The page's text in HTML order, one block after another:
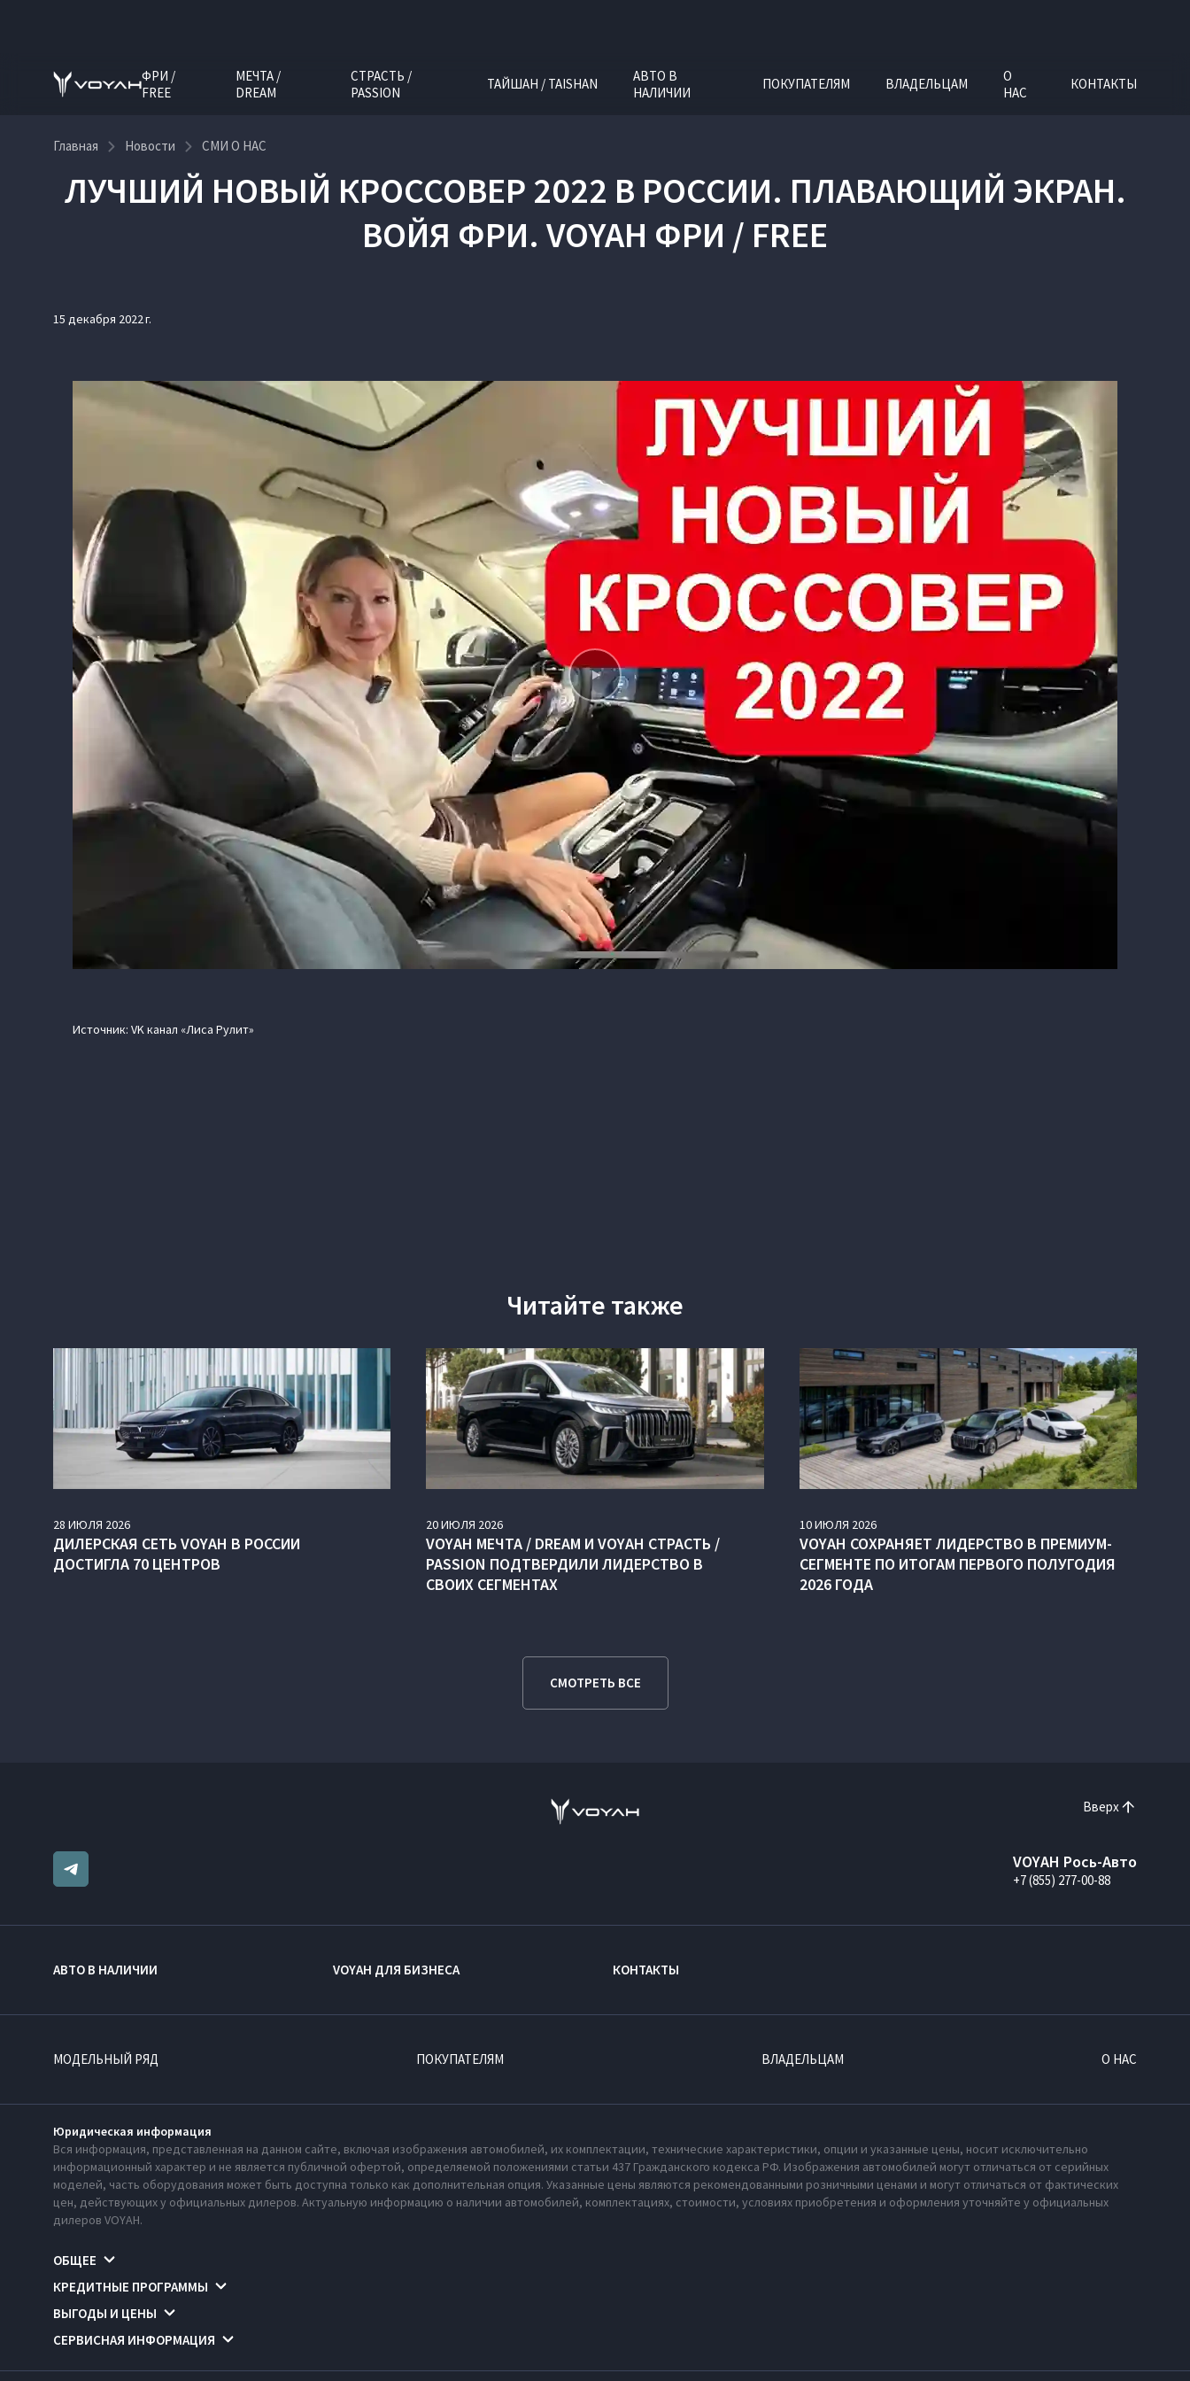
ФРИ /
FREE
МЕЧТА /
DREAM
СТРАСТЬ /
PASSION
ТАЙШАН / TAISHAN
АВТО В
НАЛИЧИИ
ПОКУПАТЕЛЯМ ВЛАДЕЛЬЦАМ
О
НАС
КОНТАКТЫ
Главная Новости СМИ О НАС
ЛУЧШИЙ НОВЫЙ КРОССОВЕР 2022 В РОССИИ. ПЛАВАЮЩИЙ ЭКРАН.
ВОЙЯ ФРИ. VOYAH ФРИ / FREE
15 декабря 2022 г.
Источник: VK канал «Лиса Рулит»
Читайте также
28 ИЮЛЯ 2026
ДИЛЕРСКАЯ СЕТЬ VOYAH В РОССИИ
ДОСТИГЛА 70 ЦЕНТРОВ
20ИЮЛЯ 2026
VOYAH МЕЧТА / DREAM И VOYAH СТРАСТЬ /
PASSION ПОДТВЕРДИЛИ ЛИДЕРСТВО В
СВОИХ СЕГМЕНТАХ
10ИЮЛЯ 2026
VOYAH СОХРАНЯЕТ ЛИДЕРСТВО В ПРЕМИУМ-
СЕГМЕНТЕ ПО ИТОГАМ ПЕРВОГО ПОЛУГОДИЯ
2026 ГОДА
СМОТРЕТЬ ВСЕ
Вверх
VOYAH Рось-Авто
+7 (855) 277-00-88
АВТО В НАЛИЧИИ VOYAH ДЛЯ БИЗНЕСА КОНТАКТЫ
МОДЕЛЬНЫЙ РЯД ПОКУПАТЕЛЯМ ВЛАДЕЛЬЦАМ О НАС
Юридическая информация
Вся информация, представленная на данном сайте, включая изображения автомобилей, их комплектации, технические характеристики, опции и указанные цены, носит исключительно
информационный характер и не является публичной офертой, определяемой положениями статьи 437 Гражданского кодекса РФ. Изображения автомобилей могут отличаться от серийных
моделей, часть оборудования может быть доступна только как дополнительная опция. Указанные цены являются рекомендованными розничными ценами и могут отличаться от фактических
цен, действующих у официальных дилеров. Актуальную информацию о наличии автомобилей, комплектациях, стоимости, условиях приобретения и оформления уточняйте у официальных
дилеров VOYAH.
ОБЩЕЕ
КРЕДИТНЫЕ ПРОГРАММЫ
ВЫГОДЫ И ЦЕНЫ
СЕРВИСНАЯ ИНФОРМАЦИЯ